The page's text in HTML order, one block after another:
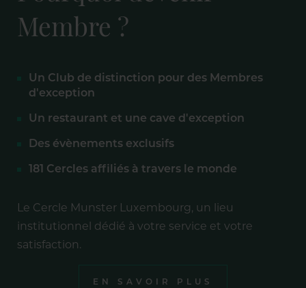
Membre ?
Un Club de distinction pour des Membres
d'exception
Un restaurant et une cave d'exception
Des évènements exclusifs
181 Cercles affiliés à travers le monde
Le Cercle Munster Luxembourg, un lieu
institutionnel dédié à votre service et votre
satisfaction.
EN SAVOIR PLUS